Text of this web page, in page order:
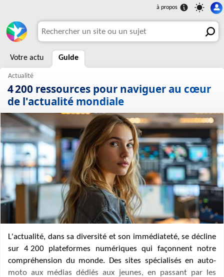
Votre actu Guide
4 200 ressources pour naviguer au cœur
de l'actualité mondiale
L'actualité, dans sa diversité et son immédiateté, se décline
sur 4 200 plateformes numériques qui façonnent notre
compréhension du monde. Des sites spécialisés en auto-
moto aux médias dédiés aux jeunes, en passant par les